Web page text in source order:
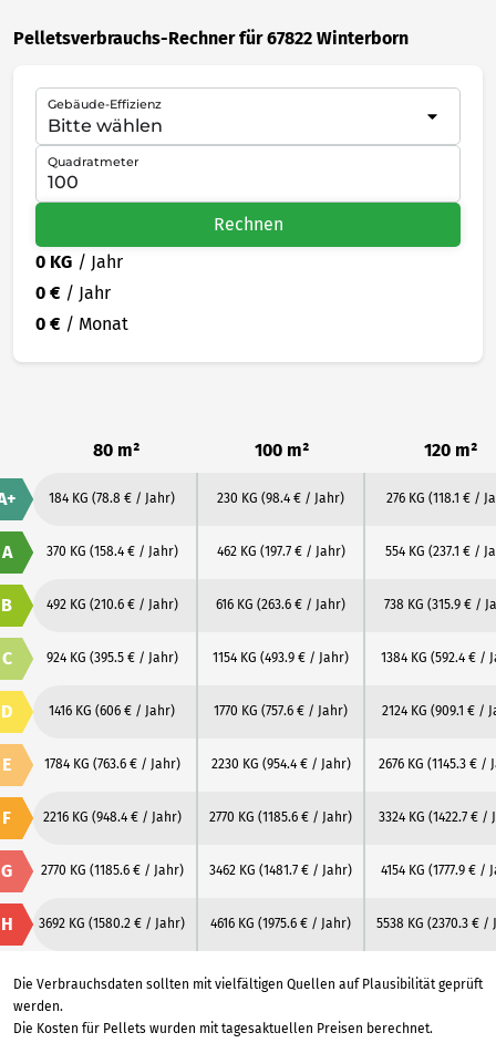
Pelletsverbrauchs-Rechner für 67822 Winterborn
Gebäude-Effizienz
Quadratmeter
Rechnen
0 KG / Jahr
0 € / Jahr
0 € / Monat
80 m² 100 m² 120 m²
184 KG (78.8 € / Jahr) 230 KG (98.4 € / Jahr) 276 KG (118.1 € /
A 370 KG (158.4 € / Jahr) 462 KG (197.7 € / Jahr) 554 KG (237.1 € /
B 492 KG (210.6 € / Jahr) 616 KG (263.6 € / Jahr) 738 KG (315.9 € /
C 924 KG (395.5 € / Jahr) 1154 KG (493.9 € / Jahr) 1384 KG (592.4 € /
D 1416 KG (606 € / Jahr) 1770 KG (757.6 € / Jahr) 2124 KG (909.1 € /
E 1784 KG (763.6 € / Jahr) 2230 KG (954.4 € / Jahr) 2676 KG (1145.3 € /
F 2216 KG (948.4 € / Jahr) 2770 KG (1185.6 € / Jahr) 3324 KG (1422.7 € /
G 2770 KG (1185.6 € / Jahr) 3462 KG (1481.7 € / Jahr) 4154 KG (1777.9 € /
H 3692 KG (1580.2 € / Jahr) 4616 KG (1975.6 € / Jahr) 5538 KG (2370.3 € /
Die Verbrauchsdaten sollten mit vielfältigen Quellen auf Plausibilität geprüft
werden.
Die Kosten für Pellets wurden mit tagesaktuellen Preisen berechnet.